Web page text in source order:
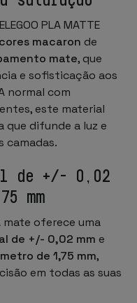
PLA MATTE
cores macaron de
mate, que
e sofisticação aos
normal com
este material
difunde a luz e
camadas.
de +/- 0,02
mm
mate oferece uma
de +/- 0,02 mm e
de 1,75 mm,
em todas as suas